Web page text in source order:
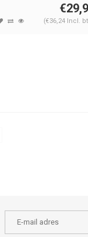
(€36,24 Incl.